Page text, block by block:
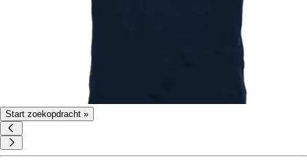
Start zoekopdracht »